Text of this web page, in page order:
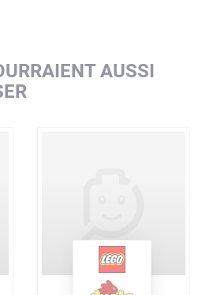
AUSSI